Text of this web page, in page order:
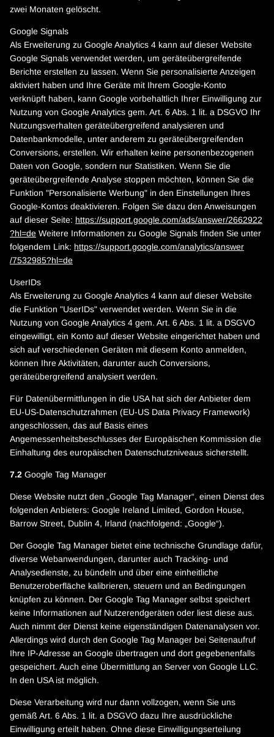
zwei Monaten gelöscht.
Google Signals
Als Erweiterung zu Google Analytics 4 kann auf dieser Website
Google Signals verwendet werden, um geräteübergreifende
Berichte erstellen zu lassen. Wenn Sie personalisierte Anzeigen
aktiviert haben und Ihre Geräte mit Ihrem Google-Konto
verknüpft haben, kann Google vorbehaltlich Ihrer Einwilligung zur
Nutzung von Google Analytics gem. Art. 6 Abs. 1 lit. a DSGVO Ihr
Nutzungsverhalten geräteübergreifend analysieren und
Datenbankmodelle, unter anderem zu geräteübergreifenden
Conversions, erstellen. Wir erhalten keine personenbezogenen
Daten von Google, sondern nur Statistiken. Wenn Sie die
geräteübergreifende Analyse stoppen möchten, können Sie die
Funktion "Personalisierte Werbung" in den Einstellungen Ihres
Google-Kontos deaktivieren. Folgen Sie dazu den Anweisungen
auf dieser Seite: https://support.google.com/ads/answer/2662922
?hl=de Weitere Informationen zu Google Signals finden Sie unter
folgendem Link: https://support.google.com/analytics/answer
/7532985?hl=de
UserIDs
Als Erweiterung zu Google Analytics 4 kann auf dieser Website
die Funktion "UserIDs" verwendet werden. Wenn Sie in die
Nutzung von Google Analytics 4 gem. Art. 6 Abs. 1 lit. a DSGVO
eingewilligt, ein Konto auf dieser Website eingerichtet haben und
sich auf verschiedenen Geräten mit diesem Konto anmelden,
können Ihre Aktivitäten, darunter auch Conversions,
geräteübergreifend analysiert werden.
Für Datenübermittlungen in die USA hat sich der Anbieter dem
EU-US-Datenschutzrahmen (EU-US Data Privacy Framework)
angeschlossen, das auf Basis eines
Angemessenheitsbeschlusses der Europäischen Kommission die
Einhaltung des europäischen Datenschutzniveaus sicherstellt.
7.2 Google Tag Manager
Diese Website nutzt den „Google Tag Manager“, einen Dienst des
folgenden Anbieters: Google Ireland Limited, Gordon House,
Barrow Street, Dublin 4, Irland (nachfolgend: „Google“).
Der Google Tag Manager bietet eine technische Grundlage dafür,
diverse Webanwendungen, darunter auch Tracking- und
Analysedienste, zu bündeln und über eine einheitliche
Benutzeroberfläche kalibrieren, steuern und an Bedingungen
knüpfen zu können. Der Google Tag Manager selbst speichert
keine Informationen auf Nutzerendgeräten oder liest diese aus.
Auch nimmt der Dienst keine eigenständigen Datenanalysen vor.
Allerdings wird durch den Google Tag Manager bei Seitenaufruf
Ihre IP-Adresse an Google übertragen und dort gegebenenfalls
gespeichert. Auch eine Übermittlung an Server von Google LLC.
In den USA ist möglich.
Diese Verarbeitung wird nur dann vollzogen, wenn Sie uns
gemäß Art. 6 Abs. 1 lit. a DSGVO dazu Ihre ausdrückliche
Einwilligung erteilt haben. Ohne diese Einwilligungserteilung